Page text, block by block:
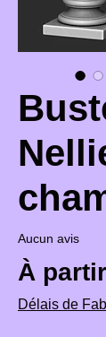
Aucun avis
À
Délais de